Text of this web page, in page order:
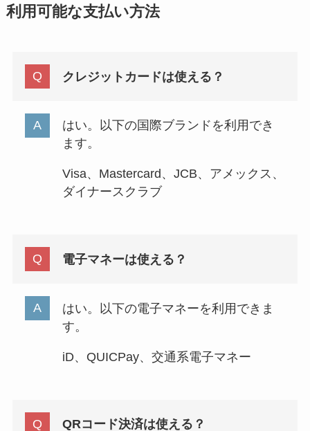
利用可能な支払い方法
クレジットカードは使える？
はい。以下の国際ブランドを利用でき
ます。
Visa、Mastercard、JCB、アメックス、
ダイナースクラブ
電子マネーは使える？
はい。以下の電子マネーを利用できま
す。
iD、QUICPay、交通系電子マネー
QRコード決済は使える？